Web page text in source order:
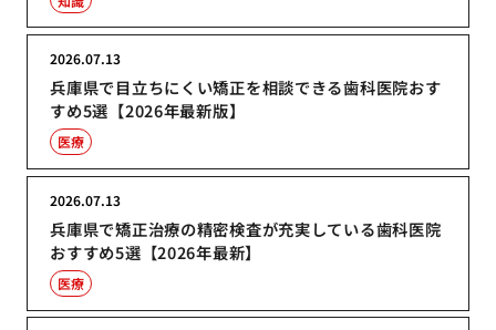
兵庫県で目立ちにくい矯正を相談できる歯科医院おす
すめ5選【2026年最新版】
2026.07.13
医療
兵庫県で矯正治療の精密検査が充実している歯科医院
おすすめ5選【2026年最新】
2026.07.13
医療